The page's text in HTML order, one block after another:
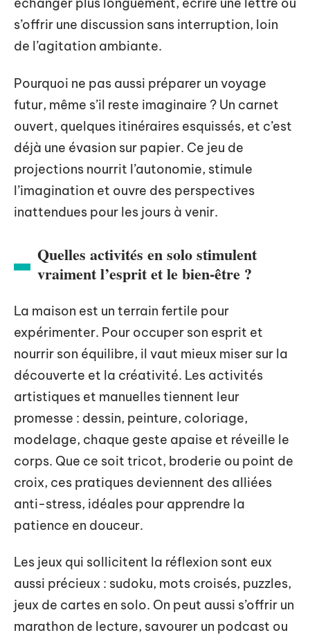
s’offrir une discussion sans interruption, loin
de l’agitation ambiante.
Pourquoi ne pas aussi préparer un voyage
futur, même s’il reste imaginaire ? Un carnet
ouvert, quelques itinéraires esquissés, et c’est
déjà une évasion sur papier. Ce jeu de
projections nourrit l’autonomie, stimule
l’imagination et ouvre des perspectives
inattendues pour les jours à venir.
Quelles activités en solo stimulent
vraiment l’esprit et le bien-être ?
La maison est un terrain fertile pour
expérimenter. Pour occuper son esprit et
nourrir son équilibre, il vaut mieux miser sur la
découverte et la créativité. Les activités
artistiques et manuelles tiennent leur
promesse : dessin, peinture, coloriage,
modelage, chaque geste apaise et réveille le
corps. Que ce soit tricot, broderie ou point de
croix, ces pratiques deviennent des alliées
anti-stress, idéales pour apprendre la
patience en douceur.
Les jeux qui sollicitent la réflexion sont eux
aussi précieux : sudoku, mots croisés, puzzles,
jeux de cartes en solo. On peut aussi s’offrir un
marathon de lecture, savourer un podcast ou